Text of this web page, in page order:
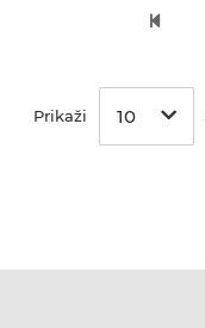
Prikaži 10